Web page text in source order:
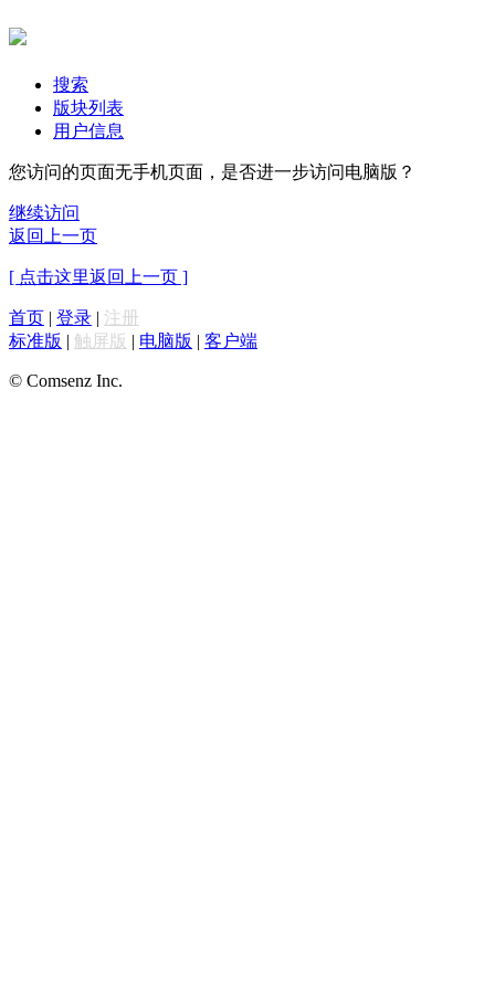
搜索
版块列表
用户信息
您访问的页面无手机页面，是否进一步访问电脑版？
继续访问
返回上一页
[ 点击这里返回上一页 ]
首页 | 登录 | 注册
标准版 | 触屏版 | 电脑版 | 客户端
© Comsenz Inc.